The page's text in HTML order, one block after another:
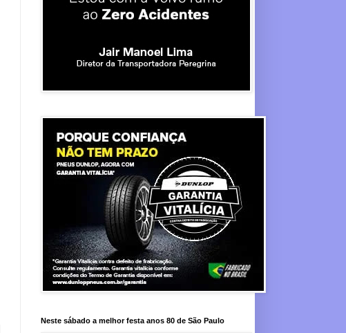
Neste sábado a melhor festa anos 80 de São Paulo